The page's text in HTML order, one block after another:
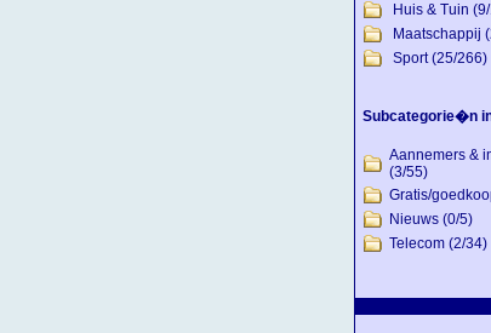
Huis & Tuin
Maatschappij
Sport(25/266)
Subcategorie�n
Aannemers &
(3/55)
Gratis/
Nieuws (0/5)
Telecom (2/34)